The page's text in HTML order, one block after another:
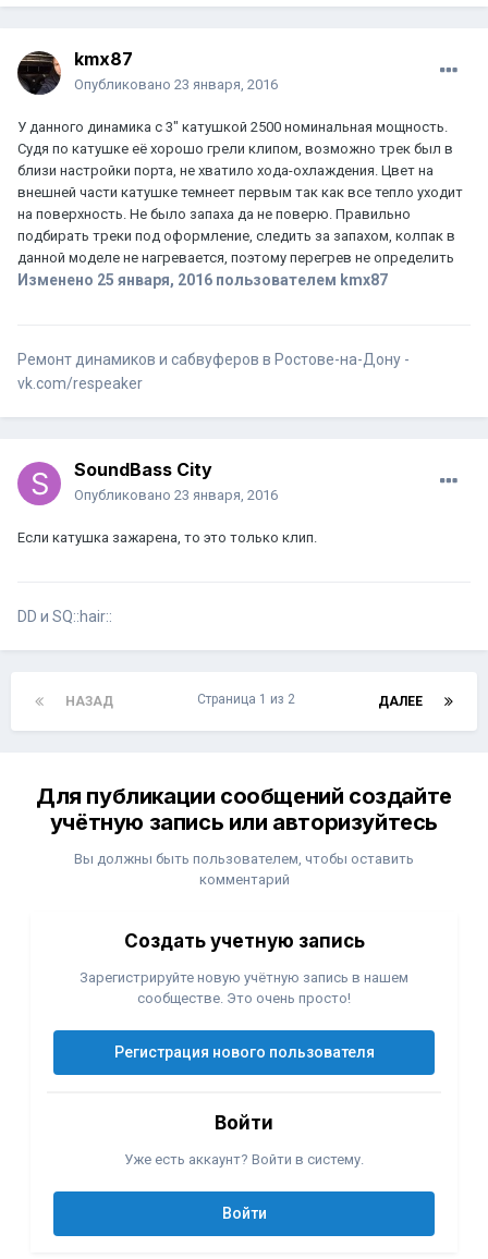
kmx87
Опубликовано 23 января, 2016
У данного динамика с 3" катушкой 2500 номинальная мощность.
Судя по катушке её хорошо грели клипом, возможно трек был в
близи настройки порта, не хватило хода-охлаждения. Цвет на
внешней части катушке темнеет первым так как все тепло уходит
на поверхность. Не было запаха да не поверю. Правильно
подбирать треки под оформление, следить за запахом, колпак в
данной моделе не нагревается, поэтому перегрев не определить
Изменено 25 января, 2016 пользователем kmx87
Ремонт динамиков и сабвуферов в Ростове-на-Дону -
vk.com/respeaker
SoundBass City
Опубликовано 23 января, 2016
Если катушка зажарена, то это только клип.
DD и SQ::hair::
НАЗАД ДАЛЕЕ
Страница 1 из 2
Для публикации сообщений создайте
учётную запись или авторизуйтесь
Вы должны быть пользователем, чтобы оставить
комментарий
Создать учетную запись
Зарегистрируйте новую учётную запись в нашем
сообществе. Это очень просто!
Регистрация нового пользователя
Войти
Уже есть аккаунт? Войти в систему.
Войти